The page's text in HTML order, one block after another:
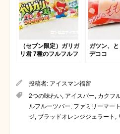
（セブン限定）ガリガ
リ君 7種のフルフルフ
ガツン、
デココ
投稿者: アイスマン福留
2つの味わい, アイスバー, カクフ
ルフルーツバー, ファミリーマー
ジ, ブラッドオレンジジェラート ,